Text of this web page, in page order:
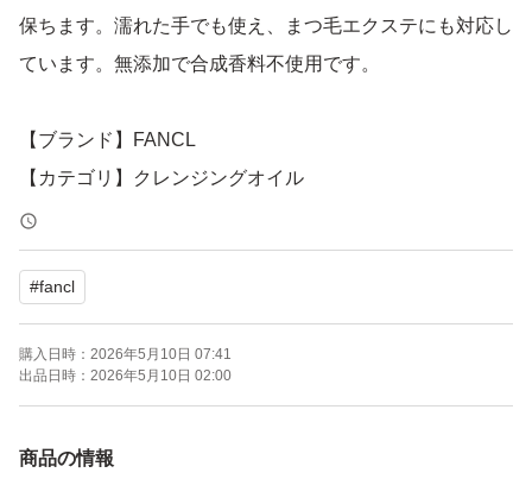
保ちます。濡れた手でも使え、まつ毛エクステにも対応し
ています。無添加で合成香料不使用です。
【ブランド】FANCL
【カテゴリ】クレンジングオイル
【商品の状態】未使用
【内容量】120ml × 2本
【その他】無添加、合成香料不使用、濡れた手OK、まつ
毛エクステOK
よろしくお願いいたします。
#fancl
購入日時： 2026年5月10日 07:41
出品日時： 2026年5月10日 02:00
商品の情報